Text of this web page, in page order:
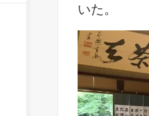
いた。